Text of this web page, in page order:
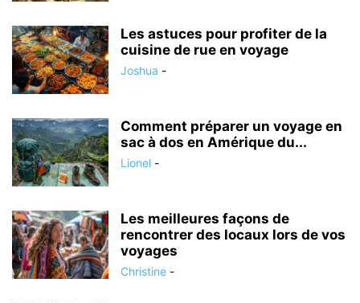
Les astuces pour profiter de la
cuisine de rue en voyage
Joshua -
Comment préparer un voyage en
sac à dos en Amérique du...
Lionel -
Les meilleures façons de
rencontrer des locaux lors de vos
voyages
Christine -